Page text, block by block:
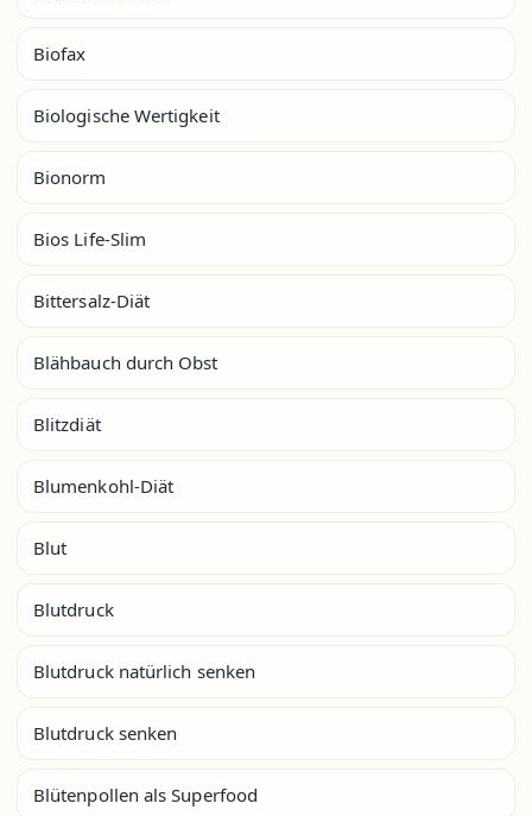
Biofax
Biologische Wertigkeit
Bionorm
Bios Life-Slim
Bittersalz-Diät
Blähbauch durch Obst
Blitzdiät
Blumenkohl-Diät
Blut
Blutdruck
Blutdruck natürlich senken
Blutdruck senken
Blütenpollen als Superfood